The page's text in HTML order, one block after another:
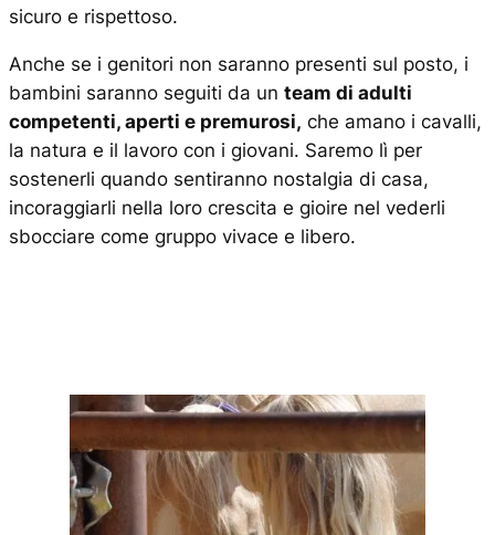
sicuro e rispettoso.
Anche se i genitori non saranno presenti sul posto, i
bambini saranno seguiti da un team di adulti
competenti, aperti e premurosi, che amano i cavalli,
la natura e il lavoro con i giovani. Saremo lì per
sostenerli quando sentiranno nostalgia di casa,
incoraggiarli nella loro crescita e gioire nel vederli
sbocciare come gruppo vivace e libero.